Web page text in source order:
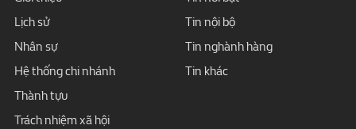
Lịch sử
Nhân sự
Hệ thống chi nhánh
Thành tựu
Trách nhiệm xã hội
Tin nội bộ
Tin nghành hàng
Tin khác